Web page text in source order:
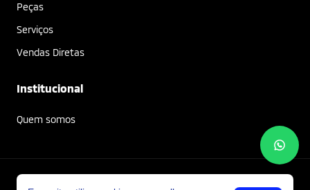
Peças
Serviços
Vendas Diretas
Institucional
Quem somos